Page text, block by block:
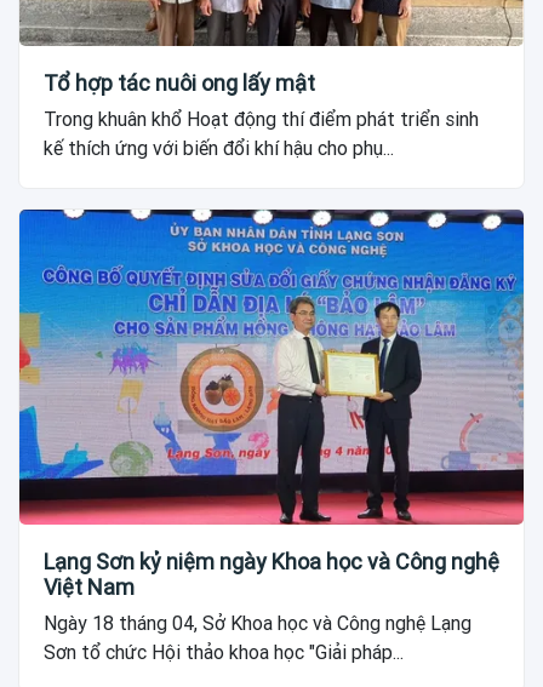
Tổ hợp tác nuôi ong lấy mật
Trong khuân khổ Hoạt động thí điểm phát triển sinh
kế thích ứng với biến đổi khí hậu cho phụ...
Lạng Sơn kỷ niệm ngày Khoa học và Công nghệ
Việt Nam
Ngày 18 tháng 04, Sở Khoa học và Công nghệ Lạng
Sơn tổ chức Hội thảo khoa học "Giải pháp...